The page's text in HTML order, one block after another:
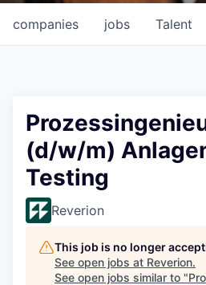
jobs
companies Talent
(d/w/m)
Testing
Reverion
This job is no longer
See open jobs at Reverion.
See open jobs similar to "